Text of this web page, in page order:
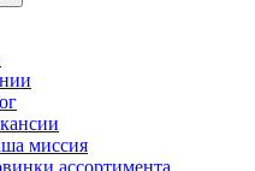
миссия
ассортимента